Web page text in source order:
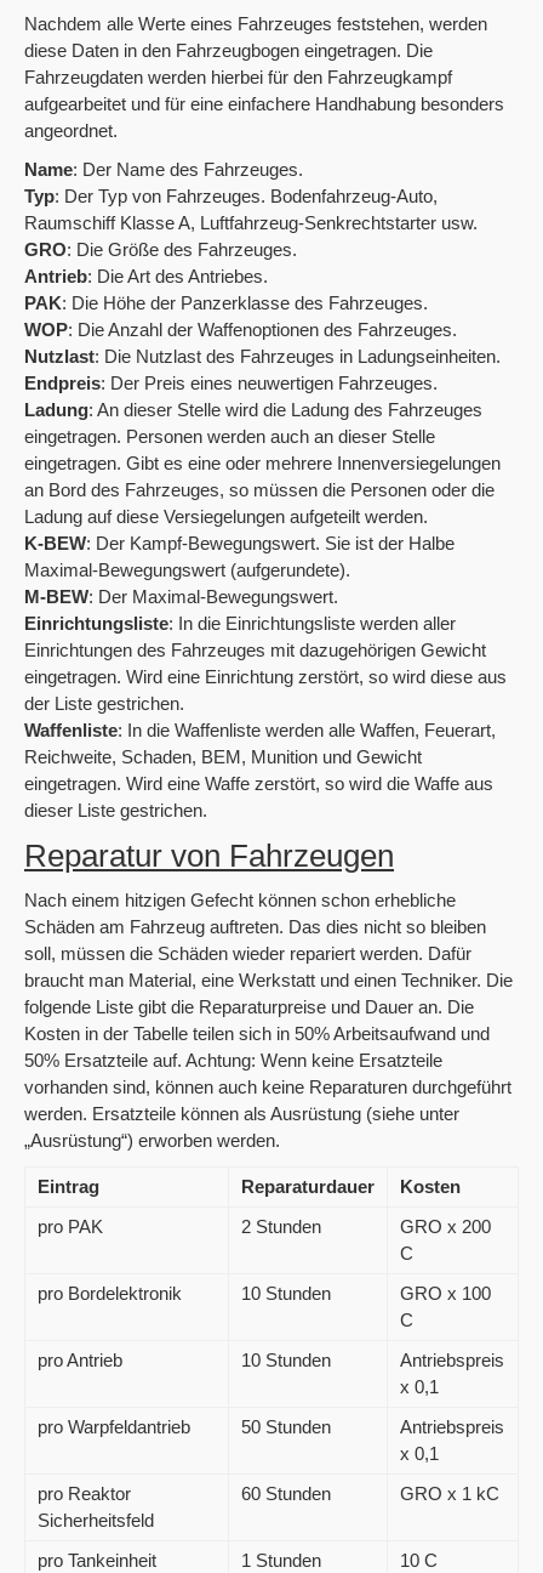
Nachdem alle Werte eines Fahrzeuges feststehen, werden
diese Daten in den Fahrzeugbogen eingetragen. Die
Fahrzeugdaten werden hierbei für den Fahrzeugkampf
aufgearbeitet und für eine einfachere Handhabung besonders
angeordnet.
Name: Der Name des Fahrzeuges.
Typ: Der Typ von Fahrzeuges. Bodenfahrzeug-Auto,
Raumschiff Klasse A, Luftfahrzeug-Senkrechtstarter usw.
GRO: Die Größe des Fahrzeuges.
Antrieb: Die Art des Antriebes.
PAK: Die Höhe der Panzerklasse des Fahrzeuges.
WOP: Die Anzahl der Waffenoptionen des Fahrzeuges.
Nutzlast: Die Nutzlast des Fahrzeuges in Ladungseinheiten.
Endpreis: Der Preis eines neuwertigen Fahrzeuges.
Ladung: An dieser Stelle wird die Ladung des Fahrzeuges
eingetragen. Personen werden auch an dieser Stelle
eingetragen. Gibt es eine oder mehrere Innenversiegelungen
an Bord des Fahrzeuges, so müssen die Personen oder die
Ladung auf diese Versiegelungen aufgeteilt werden.
K-BEW: Der Kampf-Bewegungswert. Sie ist der Halbe
Maximal-Bewegungswert (aufgerundete).
M-BEW: Der Maximal-Bewegungswert.
Einrichtungsliste: In die Einrichtungsliste werden aller
Einrichtungen des Fahrzeuges mit dazugehörigen Gewicht
eingetragen. Wird eine Einrichtung zerstört, so wird diese aus
der Liste gestrichen.
Waffenliste: In die Waffenliste werden alle Waffen, Feuerart,
Reichweite, Schaden, BEM, Munition und Gewicht
eingetragen. Wird eine Waffe zerstört, so wird die Waffe aus
dieser Liste gestrichen.
Reparatur von Fahrzeugen
Nach einem hitzigen Gefecht können schon erhebliche
Schäden am Fahrzeug auftreten. Das dies nicht so bleiben
soll, müssen die Schäden wieder repariert werden. Dafür
braucht man Material, eine Werkstatt und einen Techniker. Die
folgende Liste gibt die Reparaturpreise und Dauer an. Die
Kosten in der Tabelle teilen sich in 50% Arbeitsaufwand und
50% Ersatzteile auf. Achtung: Wenn keine Ersatzteile
vorhanden sind, können auch keine Reparaturen durchgeführt
werden. Ersatzteile können als Ausrüstung (siehe unter
„Ausrüstung“) erworben werden.
Eintrag Reparaturdauer
Kosten
pro PAK
2 Stunden
GRO x 200
C
pro Bordelektronik
10 Stunden
GRO x 100
C
pro Antrieb
10 Stunden
Antriebspreis
x 0,1
pro Warpfeldantrieb
50 Stunden
Antriebspreis
x 0,1
pro Reaktor
Sicherheitsfeld
60 Stunden GRO x 1 kC
pro Tankeinheit 1 Stunden
10 C